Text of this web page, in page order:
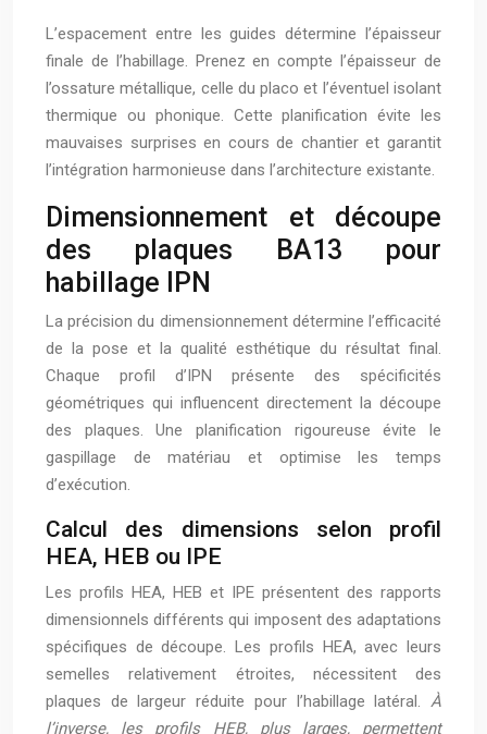
L’espacement entre les guides détermine l’épaisseur
finale de l’habillage. Prenez en compte l’épaisseur de
l’ossature métallique, celle du placo et l’éventuel isolant
thermique ou phonique. Cette planification évite les
mauvaises surprises en cours de chantier et garantit
l’intégration harmonieuse dans l’architecture existante.
Dimensionnement et découpe
des plaques BA13 pour
habillage IPN
La précision du dimensionnement détermine l’efficacité
de la pose et la qualité esthétique du résultat final.
Chaque profil d’IPN présente des spécificités
géométriques qui influencent directement la découpe
des plaques. Une planification rigoureuse évite le
gaspillage de matériau et optimise les temps
d’exécution.
Calcul des dimensions selon profil
HEA, HEB ou IPE
Les profils HEA, HEB et IPE présentent des rapports
dimensionnels différents qui imposent des adaptations
spécifiques de découpe. Les profils HEA, avec leurs
semelles relativement étroites, nécessitent des
plaques de largeur réduite pour l’habillage latéral. À
l’inverse, les profils HEB, plus larges, permettent